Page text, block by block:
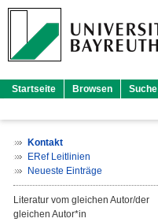
Startseite Browsen Suche
Kontakt
ERef Leitlinien
Neueste Einträge
Literatur vom gleichen Autor/der
gleichen Autor*in